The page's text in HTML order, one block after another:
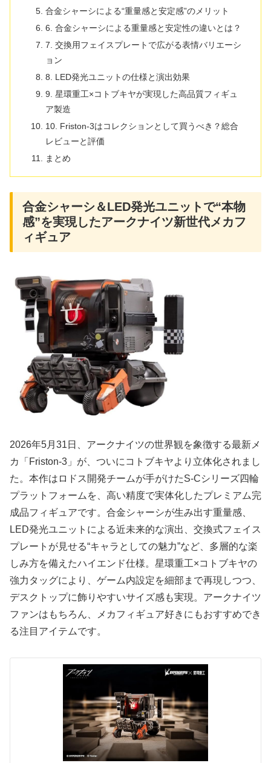
合金シャーシによる“重量感と安定感”のメリット
6. 合金シャーシによる重量感と安定性の違いとは？
7. 交換用フェイスプレートで広がる表情バリエーシ
ョン
8. LED発光ユニットの仕様と演出効果
9. 星環重工×コトブキヤが実現した高品質フィギュ
ア製造
10. Friston-3はコレクションとして買うべき？総合
レビューと評価
まとめ
合金シャーシ＆LED発光ユニットで“本物
感”を実現したアークナイツ新世代メカフ
ィギュア
2026年5月31日、アークナイツの世界観を象徴する最新メ
カ「Friston-3」が、ついにコトブキヤより立体化されまし
た。本作はロドス開発チームが手がけたS-Cシリーズ四輪
プラットフォームを、高い精度で実体化したプレミアム完
成品フィギュアです。合金シャーシが生み出す重量感、
LED発光ユニットによる近未来的な演出、交換式フェイス
プレートが見せる“キャラとしての魅力”など、多層的な楽
しみ方を備えたハイエンド仕様。星環重工×コトブキヤの
強力タッグにより、ゲーム内設定を細部まで再現しつつ、
デスクトップに飾りやすいサイズ感も実現。アークナイツ
ファンはもちろん、メカフィギュア好きにもおすすめでき
る注目アイテムです。